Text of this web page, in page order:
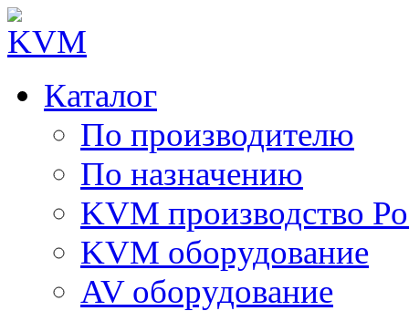
Каталог
По производителю
По назначению
KVM производство
KVM оборудование
AV оборудование